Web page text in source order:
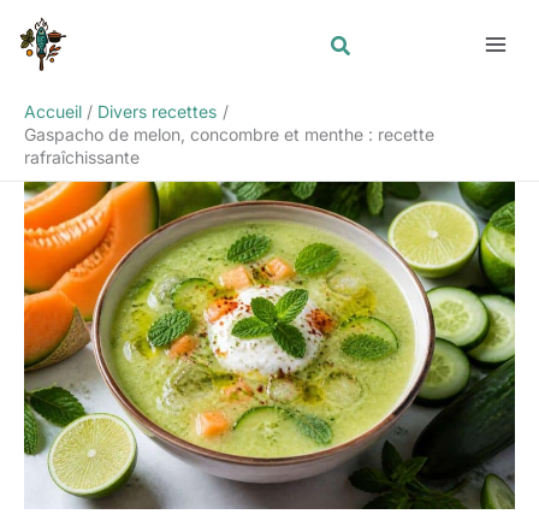
contenu
Accueil
Divers recettes
Gaspacho de melon, concombre et menthe : recette
rafraîchissante
Rechercher